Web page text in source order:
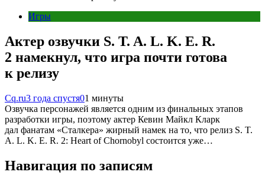
Игры
Актер озвучки S. T. A. L. K. E. R.
2 намекнул, что игра почти готова
к релизу
Cq.ru3 года спустя01 минуты
Озвучка персонажей является одним из финальных этапов
разработки игры, поэтому актер Кевин Майкл Кларк
дал фанатам «Сталкера» жирный намек на то, что релиз S. T.
A. L. K. E. R. 2: Heart of Chornobyl состоится уже…
Навигация по записям